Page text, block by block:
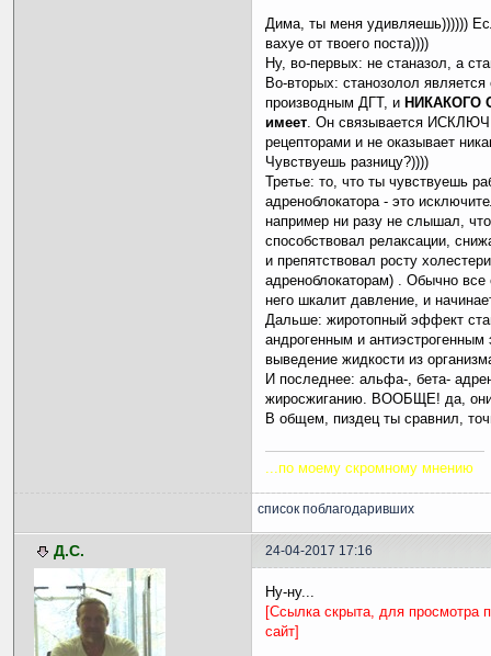
Дима, ты меня удивляешь))))))
вахуе от твоего поста))))
Ну, во-первых: не станазол, а
Во-вторых: станозолол
производным ДГТ, и НИКАКОГО
имеет. Он связывается
рецепторами и не оказывает
Чувствуешь разницу?))))
Третье: то, что ты чувствуешь
адреноблокатора - это
например ни разу не слышал,
способствовал релаксации,
и препятствовал росту
адреноблокаторам) . Обычно
него шкалит давление, и
Дальше: жиротопный эффект
андрогенным и
выведение жидкости из
И последнее: альфа-, бета-
жиросжиганию. ВООБЩЕ! да, они
В общем, пиздeц ты сравнил,
...по моему скромному мнению
список поблагодаривших
Д.С. 24-04-2017 17:16
Ну-ну...
[Ссылка скрыта, для просмотра
сайт]